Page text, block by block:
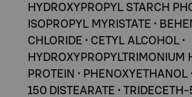
HYDROXYPROPYL STARCH
ISOPROPYL MYRISTATE •
CHLORIDE • CETYL ALCOHOL •
HYDROXYPROPYLTRIMONIUM
PROTEIN • PHENOXYETHANOL
150 DISTEARATE • TRIDECETH-